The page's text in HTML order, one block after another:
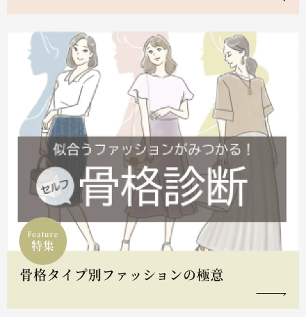
Feature
特集
骨格タイプ別ファッションの極意